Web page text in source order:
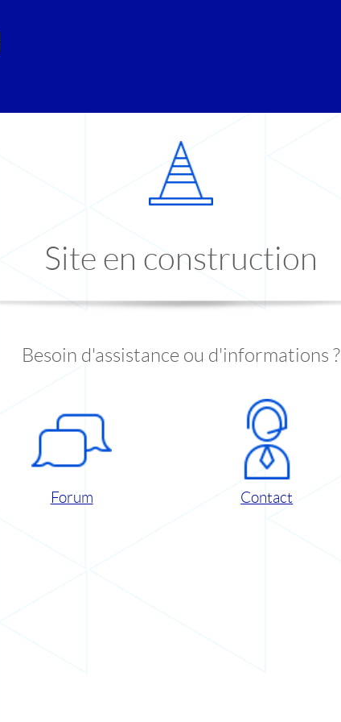
Site en construction
Besoin d'assistance ou d'informations ?
Forum Contact